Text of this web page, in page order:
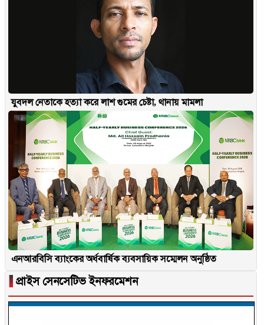
যুবদল নেতাকে হত্যা করে লাশ গুমের চেষ্টা, থানায় মামলা
এনআরবিসি ব্যাংকের অর্ধবার্ষিক ব্যবসায়িক সম্মেলন অনুষ্ঠিত
▐ প্রাইস সেনসেটিভ ইনফরমেশন